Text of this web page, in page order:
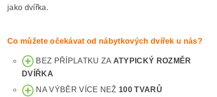
jako dvířka.
Co můžete očekávat od nábytkových dvířek u nás?
BEZ PŘÍPLATKU ZA ATYPICKÝ ROZMĚR
DVÍŘKA
NA VÝBĚR VÍCE NEŽ 100 TVARŮ